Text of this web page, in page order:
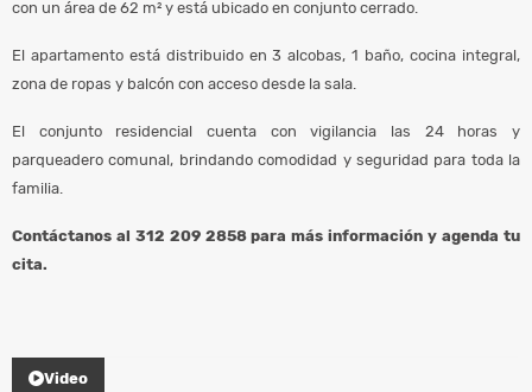
con un área de 62 m² y está ubicado en conjunto cerrado.
El apartamento está distribuido en 3 alcobas, 1 baño, cocina integral,
zona de ropas y balcón con acceso desde la sala.
El conjunto residencial cuenta con vigilancia las 24 horas y
parqueadero comunal, brindando comodidad y seguridad para toda la
familia.
Contáctanos al 312 209 2858 para más información y agenda tu
cita.
Video